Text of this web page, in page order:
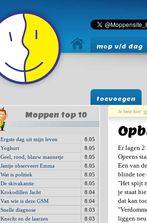
mop v/d dag
toevoegen
Moppen top 10
Ergste dag uit mijn leven
8.05
Yoghurt
8.05
Geel, rood, blauw mannetje
8.05
Jantje observeert Emma
8.05
Wat is politiek
8.05
De skivakantie
8.05
Krokodillen Jacht
8.04
Van wie is deze GSM
8.04
Snelle diagnose
8.03
Knecht en de laarzen
8.03
Je bent hier:
Er lagen 2
Opeens
Een van
blinde toe
"Het spijt
je staat
dat kan
liggen